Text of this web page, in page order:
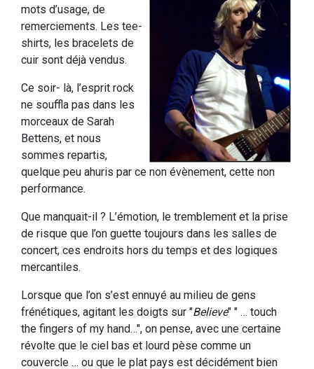
mots d’usage, de
remerciements. Les tee-
shirts, les bracelets de
cuir sont déjà vendus.
Ce soir- là, l’esprit rock
ne souffla pas dans les
morceaux de Sarah
Bettens, et nous
sommes repartis,
quelque peu ahuris par ce non évènement, cette non
performance.
Que manquait-il ? L’émotion, le tremblement et la prise
de risque que l’on guette toujours dans les salles de
concert, ces endroits hors du temps et des logiques
mercantiles.
Lorsque que l’on s’est ennuyé au milieu de gens
frénétiques, agitant les doigts sur "Believe" " … touch
the fingers of my hand…", on pense, avec une certaine
révolte que le ciel bas et lourd pèse comme un
couvercle … ou que le plat pays est décidément bien